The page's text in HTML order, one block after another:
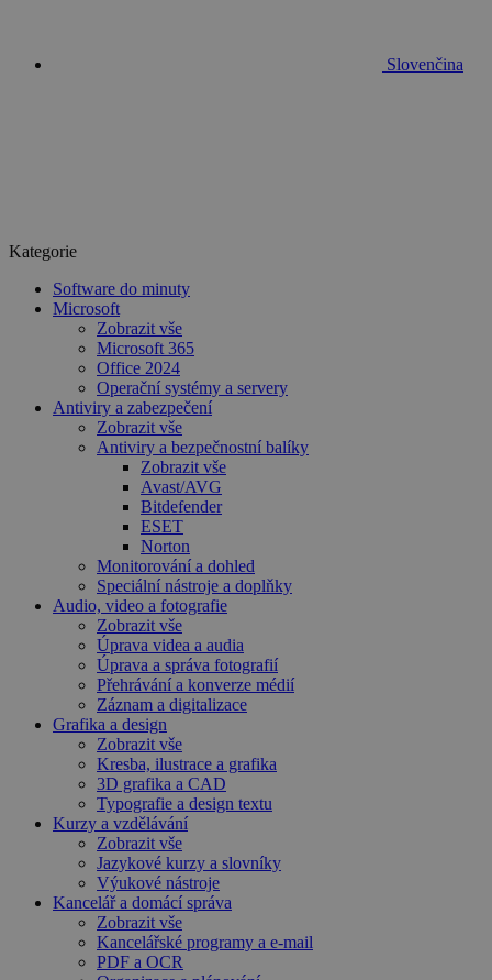
Slovenčina
Kategorie
Software do minuty
Microsoft
Zobrazit vše
Microsoft 365
Office 2024
Operační systémy a servery
Antiviry a zabezpečení
Zobrazit vše
Antiviry a bezpečnostní balíky
Zobrazit vše
Avast/AVG
Bitdefender
ESET
Norton
Monitorování a dohled
Speciální nástroje a doplňky
Audio, video a fotografie
Zobrazit vše
Úprava videa a audia
Úprava a správa fotografií
Přehrávání a konverze médií
Záznam a digitalizace
Grafika a design
Zobrazit vše
Kresba, ilustrace a grafika
3D grafika a CAD
Typografie a design textu
Kurzy a vzdělávání
Zobrazit vše
Jazykové kurzy a slovníky
Výukové nástroje
Kancelář a domácí správa
Zobrazit vše
Kancelářské programy a e-mail
PDF a OCR